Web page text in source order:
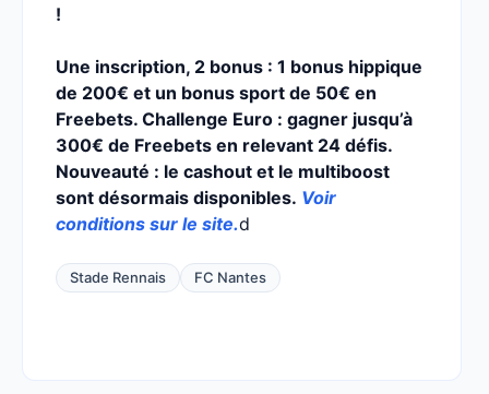
!
Une inscription, 2 bonus : 1 bonus hippique
de 200€ et un bonus sport de 50€ en
Freebets. Challenge Euro : gagner jusqu’à
300€ de Freebets en relevant 24 défis.
Nouveauté : le cashout et le multiboost
sont désormais disponibles. Voir
conditions sur le site.d
Stade Rennais FC Nantes